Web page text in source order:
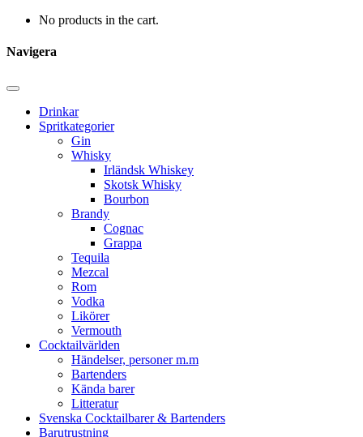
No products in the cart.
Navigera
Drinkar
Spritkategorier
Gin
Whisky
Irländsk Whiskey
Skotsk Whisky
Bourbon
Brandy
Cognac
Grappa
Tequila
Mezcal
Rom
Vodka
Likörer
Vermouth
Cocktailvärlden
Händelser, personer m.m
Bartenders
Kända barer
Litteratur
Svenska Cocktailbarer & Bartenders
Barutrustning